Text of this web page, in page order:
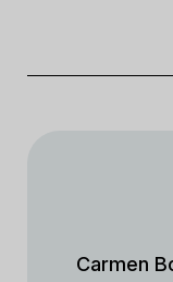
Carmen